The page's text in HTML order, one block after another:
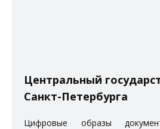
Центральный
Санкт-Петербурга
Цифровые образы